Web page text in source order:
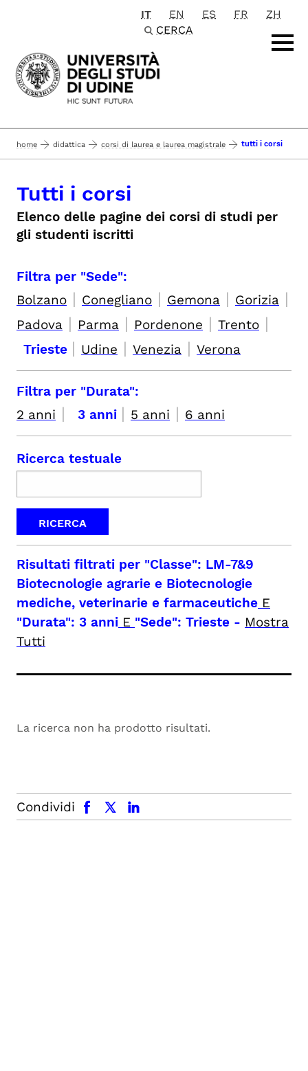
Passa al contenuto principale
IT EN ES FR
ZH
CERCA
home didattica corsi di laurea e laurea magistrale tutti i corsi
Tutti i corsi
Elenco delle pagine dei corsi di studi per
gli studenti iscritti
Filtra per "Sede":
Bolzano | Conegliano | Gemona | Gorizia |
Padova | Parma | Pordenone | Trento |
Trieste | Udine | Venezia | Verona
Filtra per "Durata":
2 anni | 3 anni | 5 anni | 6 anni
Ricerca testuale
Risultati filtrati per "Classe": LM-7&9
Biotecnologie agrarie e Biotecnologie
mediche, veterinarie e farmaceutiche E
"Durata": 3 anni E "Sede": Trieste - Mostra
Tutti
La ricerca non ha prodotto risultati.
Condividi
facebook x.com linkedin